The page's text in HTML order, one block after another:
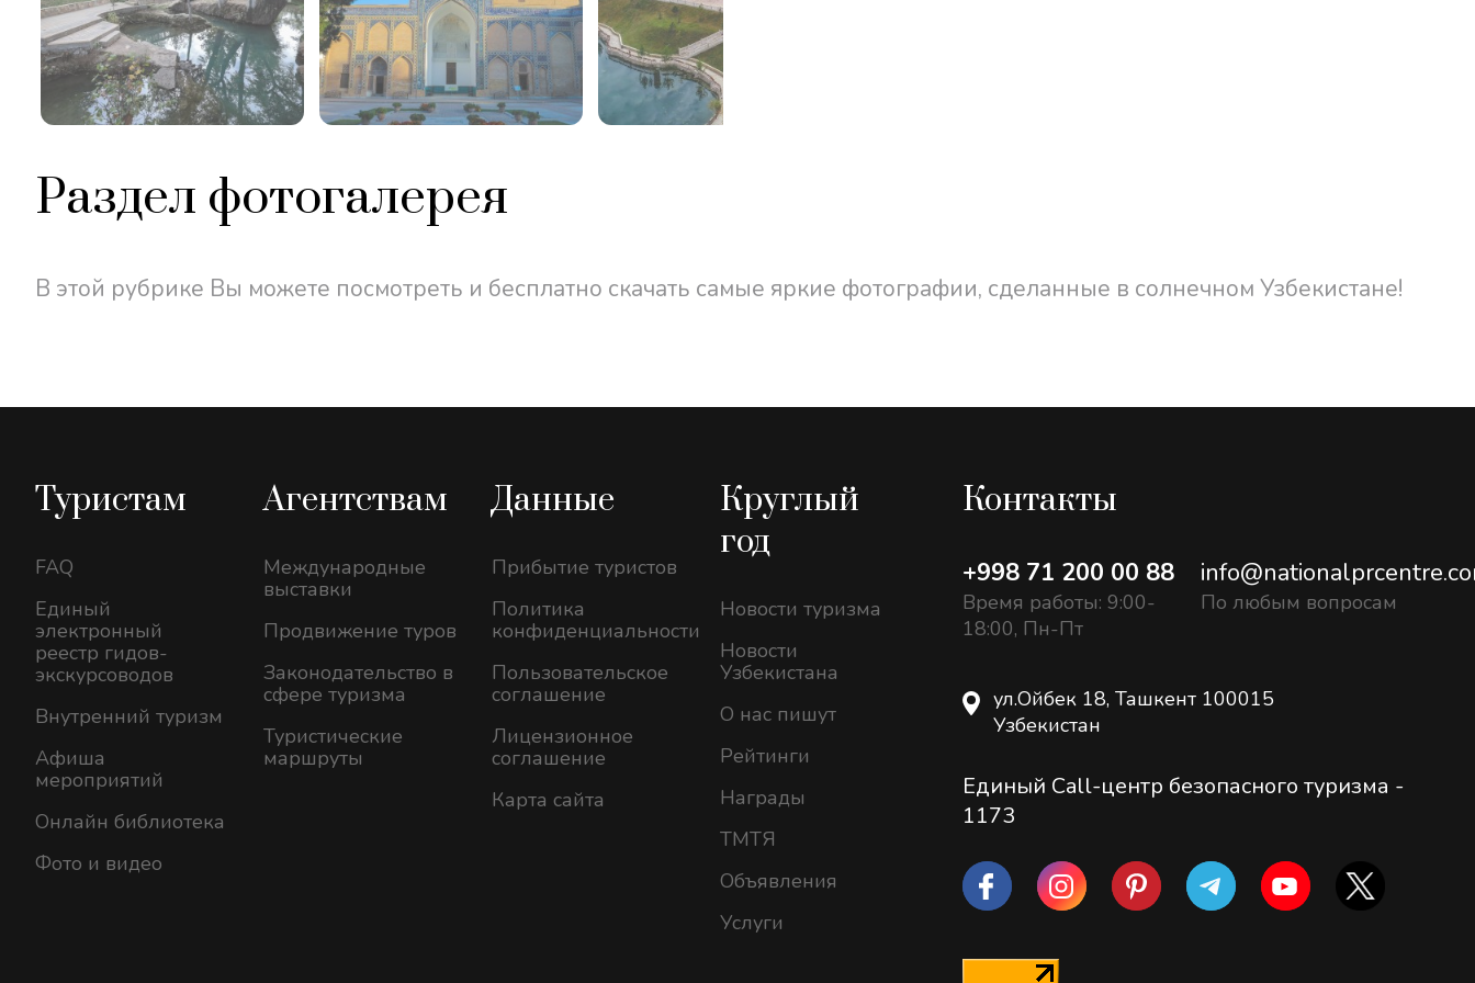
Раздел фотогалерея
В этой рубрике Вы можете посмотреть и бесплатно скачать самые яркие фотографии, сделанные в солнечном Узбекистане!
Туристам
FAQ
Единый
электронный
реестр гидов-
экскурсоводов
Внутренний туризм
Афиша
мероприятий
Онлайн библиотека
Фото и видео
Агентствам
Международные
выставки
Продвижение туров
Законодательство в
сфере туризма
Туристические
маршруты
Данные
Прибытие туристов
Политика
конфиденциальности
Пользовательское
соглашение
Лицензионное
соглашение
Карта сайта
Круглый
год
Новости туризма
Новости
Узбекистана
О нас пишут
Рейтинги
Награды
ТМТЯ
Объявления
Услуги
Контакты
+998 71 200 00 88
Время работы: 9:00-
18:00, Пн-Пт
По любым вопросам
ул.Ойбек 18, Ташкент 100015
Узбекистан
Единый Call-центр безопасного туризма -
1173